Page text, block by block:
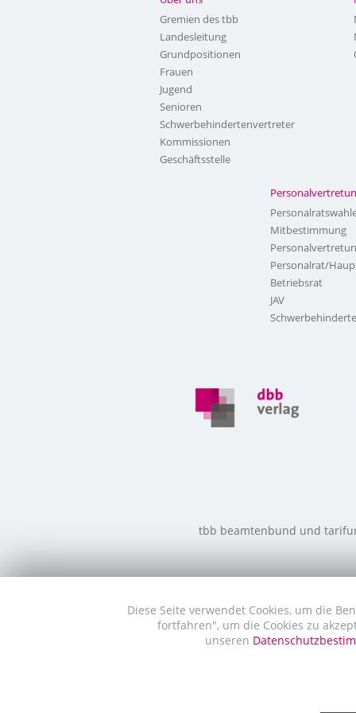
Gremien des tbb
Landesleitung
Grundpositionen
Frauen
Jugend
Senioren
Schwerbehindertenvertreter
Kommissionen
Geschäftsstelle
Mitbestimmung
Personalrat/
Betriebsrat
JAV
tbb beamtenbund und
Diese Seite verwendet Cookies, um die
fortfahren", um die Cookies zu
unseren